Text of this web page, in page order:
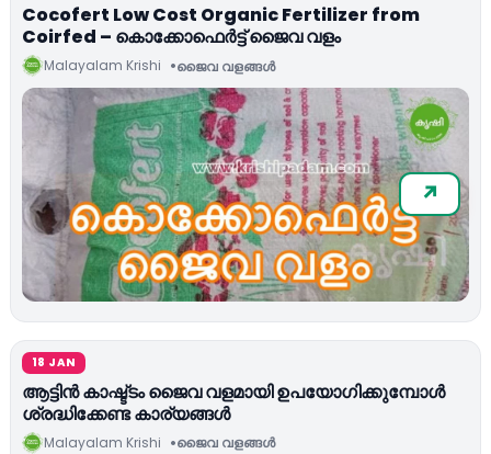
Cocofert Low Cost Organic Fertilizer from
Coirfed – കൊക്കോഫെര്‍ട്ട് ജൈവ വളം
Malayalam Krishi ജൈവ വളങ്ങള്‍
18 JAN
ആട്ടിൻ കാഷ്ട്ടം ജൈവ വളമായി ഉപയോഗിക്കുമ്പോൾ
ശ്രദ്ധിക്കേണ്ട കാര്യങ്ങൾ
Malayalam Krishi ജൈവ വളങ്ങള്‍